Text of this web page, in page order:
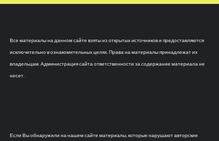
Все материалы на данном сайте взяты из открытых источников и предоставляются
исключительно в ознакомительных целях. Права на материалы принадлежат их
владельцам. Администрация сайта ответственности за содержание материала не
несет.
Если Вы обнаружили на нашем сайте материалы, которые нарушают авторские